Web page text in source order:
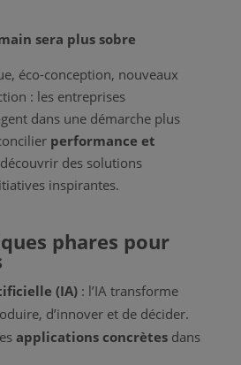
sera plus sobre
éco-conception, nouveaux
: les entreprises
dans une démarche plus
performance et
des solutions
inspirantes.
phares pour
(IA): l’IA transforme
d’innover et de décider.
applications concrètesdans